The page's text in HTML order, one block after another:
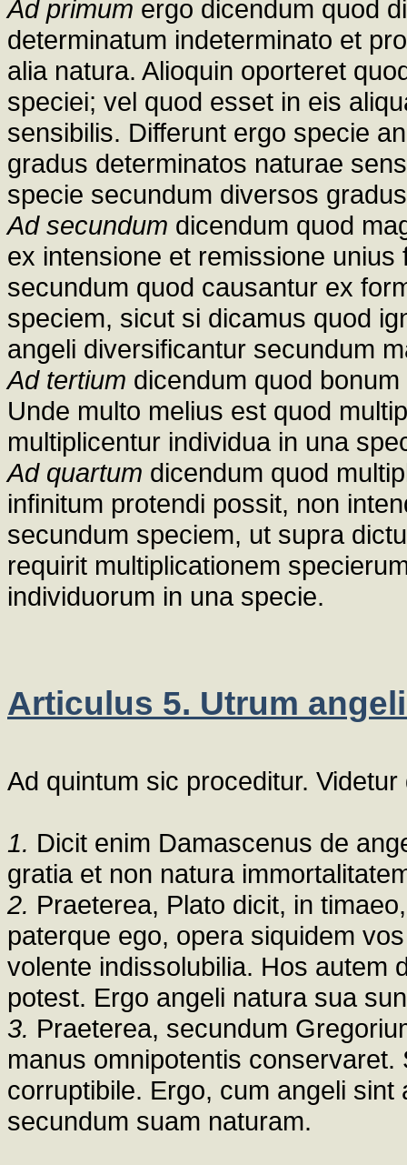
Ad primum ergo dicendum quod
determinatum indeterminato et
alia natura. Alioquin oporteret
speciei; vel quod esset in eis
sensibilis. Differunt ergo specie
gradus determinatos naturae
specie secundum diversos
Ad secundum dicendum quod
ex intensione et remissione
secundum quod causantur ex
speciem, sicut si dicamus quod
angeli diversificantur secundum
Ad tertium dicendum quod
Unde multo melius est quod
multiplicentur individua in una
Ad quartum dicendum quod
infinitum protendi possit, non
secundum speciem, ut supra
requirit multiplicationem
individuorum in una specie.
Articulus 5. Utrum
Ad quintum sic proceditur.
1. Dicit enim Damascenus de
gratia et non natura
2. Praeterea, Plato dicit, in
paterque ego, opera siquidem
volente indissolubilia. Hos autem
potest. Ergo angeli natura sua
3. Praeterea, secundum
manus omnipotentis
corruptibile. Ergo, cum angeli
secundum suam naturam.